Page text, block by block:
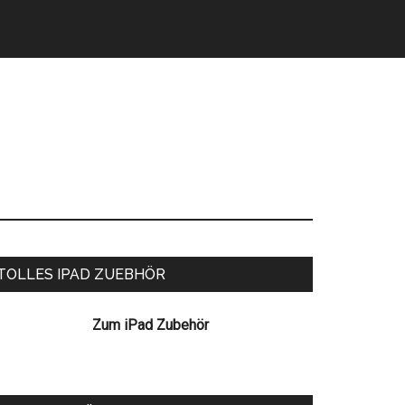
IPAD ZUEBHÖR
Zum iPad Zubehör